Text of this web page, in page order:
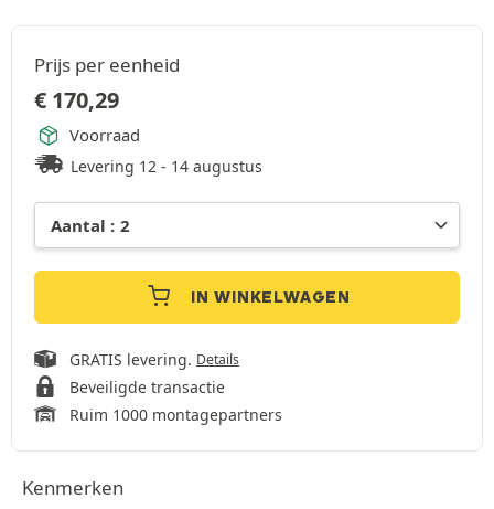
Prijs per eenheid
€ 170,29
Voorraad
Levering 12 - 14 augustus
IN WINKELWAGEN
GRATIS levering. Details
Beveiligde transactie
Ruim 1000 montagepartners
Kenmerken